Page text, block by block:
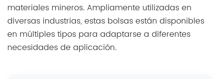
materiales mineros. Ampliamente utilizadas en
diversas industrias, estas bolsas están disponibles
en múltiples tipos para adaptarse a diferentes
necesidades de aplicación.